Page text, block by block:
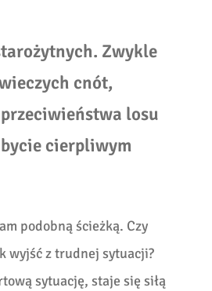
Zwykle
cnót,
losu
cierpliwym
podobną ścieżką. Czy
wyjść z trudnej sytuacji?
sytuację, staje się siłą